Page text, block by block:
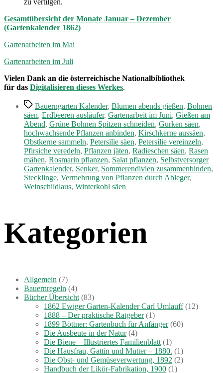
zu vertilgen.
Gesamtübersicht der Monate Januar – Dezember
(Gartenkalender 1862)
Gartenarbeiten im Mai
Gartenarbeiten im Juli
Vielen Dank an die österreichische Nationalbibliothek
für das Digitalisieren dieses Werkes.
Schlagwörter
Bauerngarten Kalender, Blumen abends gießen, Bohnen
säen, Erdbeeren ausläufer, Gartenarbeit im Juni, Gießen am
Abend, Grüne Bohnen Spitzen schneiden, Gurken säen,
hochwachsende Pflanzen anbinden, Kirschkerne aussäen,
Obstkerne sammeln, Petersilie säen, Petersilie vereinzeln,
Pfirsiche veredeln, Pflanzen jäten, Radieschen säen, Rasen
mähen, Rosmarin pflanzen, Salat pflanzen, Selbstversorger
Gartenkalender, Senker, Sommerendivien zusammenbinden,
Stecklinge, Vermehrung von Pflanzen durch Ableger,
Weinschildlaus, Winterkohl säen
Kategorien
Allgemein (7)
Bauernregeln (4)
Bücher Übersicht (83)
1862 Ewiger Garten-Kalender Carl Umlauff(12)
1888 – Der praktische Ratgeber(1)
1899 Böttner: Gartenbuch für Anfänger(60)
Die Ausbeute in der Natur(4)
Die Biene – Illustriertes Familienblatt (1)
Die Hausfrau, Gattin und Mutter – 1880. (1)
Die Obst- und Gemüseverwertung, 1892 (2)
Handbuch der Likör-Fabrikation, 1900 (1)